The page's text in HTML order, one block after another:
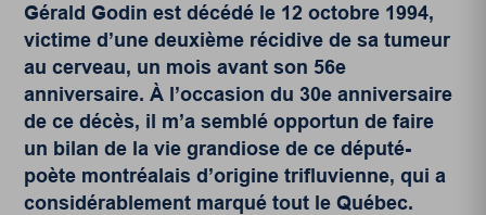
Gérald Godin est décédé le 12 octobre 1994,
victime d’une deuxième récidive de sa tumeur
au cerveau, un mois avant son 56e
anniversaire. À l’occasion du 30e anniversaire
de ce décès, il m’a semblé opportun de faire
un bilan de la vie grandiose de ce député-
poète montréalais d’origine trifluvienne, qui a
considérablement marqué tout le Québec.